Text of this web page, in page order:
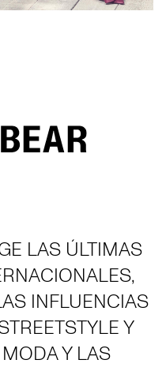
LAS ÚLTIMAS
INFLUENCIAS
Y
Y LAS